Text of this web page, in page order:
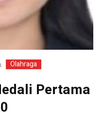
Olahraga
Pertama